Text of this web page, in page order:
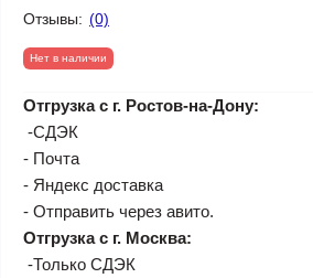
Отзывы: (0)
Нет в наличии
Отгрузка с г. Ростов-на-Дону:
-СДЭК
- Почта
- Яндекс доставка
- Отправить через авито.
Отгрузка с г. Москва:
-Только СДЭК